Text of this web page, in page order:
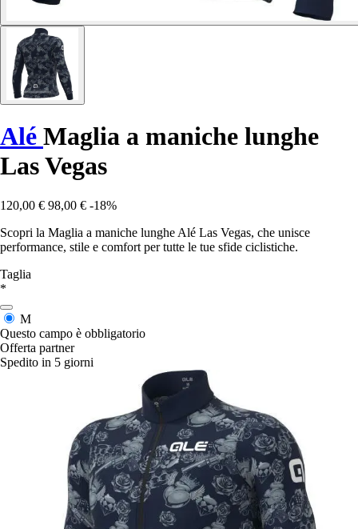
Alé Maglia a maniche lunghe
Las Vegas
120,00 € 98,00 € -18%
Scopri la Maglia a maniche lunghe Alé Las Vegas, che unisce
performance, stile e comfort per tutte le tue sfide ciclistiche.
Taglia
*
M
Questo campo è obbligatorio
Offerta partner
Spedito in 5 giorni